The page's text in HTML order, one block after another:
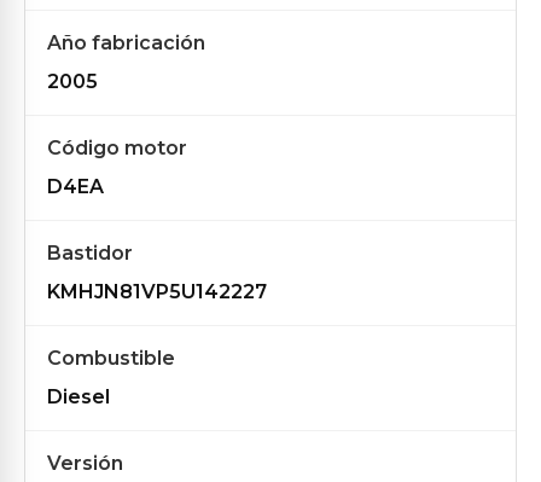
Año fabricación
2005
Código motor
D4EA
Bastidor
KMHJN81VP5U142227
Combustible
Diesel
Versión